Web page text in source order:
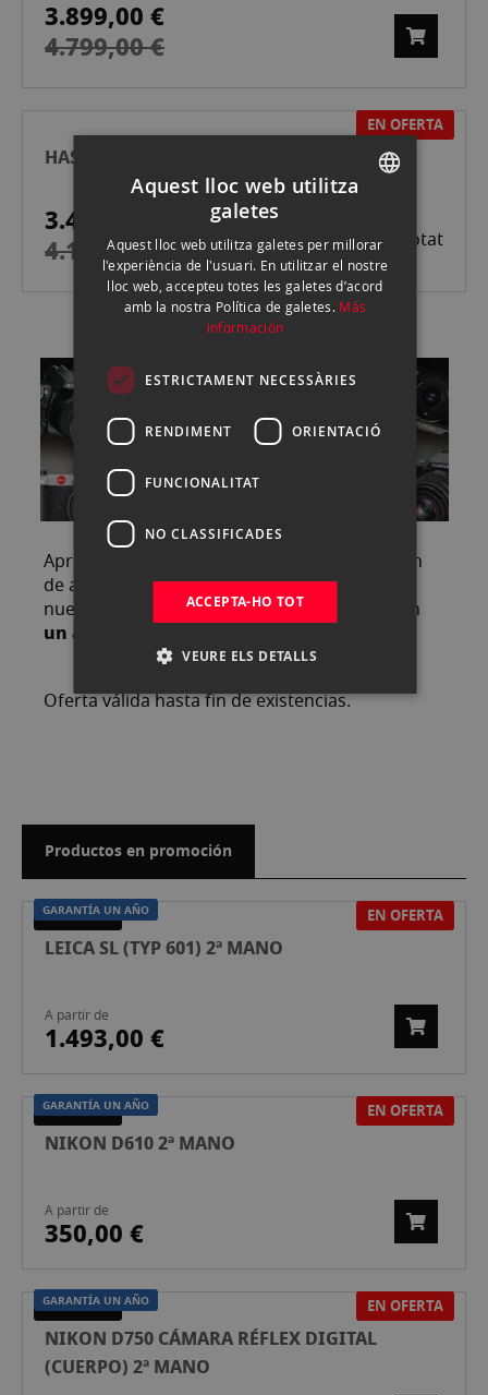
Preu
especial
3.899,00 €
4.799,00 €
EN OFERTA
HASSELBLAD XCD 25/2,5 V EXPOSICIÓN
Preu
especial
3.499,00 €
4.199,00 €
Esgotat
Aprovecha estos descuentos en una selección
de artículos de segunda mano, revisados por
nuestro servicio técnico, y como siempre, con
un año de garantía
Oferta válida hasta fin de existencias.
Productos en promoción
GARANTÍA UN AÑO
SEGONA MÀ EN OFERTA
LEICA SL (TYP 601) 2ª MANO
A partir de
1.493,00 €
GARANTÍA UN AÑO
SEGONA MÀ EN OFERTA
NIKON D610 2ª MANO
A partir de
350,00 €
GARANTÍA UN AÑO
SEGONA MÀ EN OFERTA
NIKON D750 CÁMARA RÉFLEX DIGITAL
(CUERPO) 2ª MANO
ENGLISH
CATALAN
Aquest lloc web utilitza
galetes
Aquest lloc web utilitza galetes per millorar
l'experiència de l'usuari. En utilitzar el nostre
lloc web, accepteu totes les galetes d’acord
amb la nostra Política de galetes. Más
información
ESTRICTAMENT NECESSÀRIES
RENDIMENT ORIENTACIÓ
FUNCIONALITAT
NO CLASSIFICADES
ACCEPTA-HO TOT
VEURE ELS DETALLS